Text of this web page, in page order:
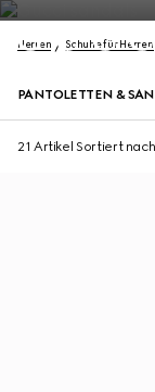
Herren Schuhe für Herren
PANTOLETTEN &
21 Artikel Sortiert nach